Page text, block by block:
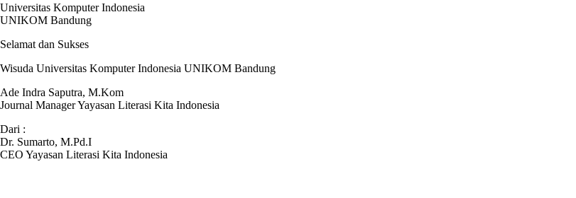
Universitas Komputer Indonesia
UNIKOM Bandung
Selamat dan Sukses
Wisuda Universitas Komputer Indonesia UNIKOM Bandung
Ade Indra Saputra, M.Kom
Journal Manager Yayasan Literasi Kita Indonesia
Dari :
Dr. Sumarto, M.Pd.I
CEO Yayasan Literasi Kita Indonesia